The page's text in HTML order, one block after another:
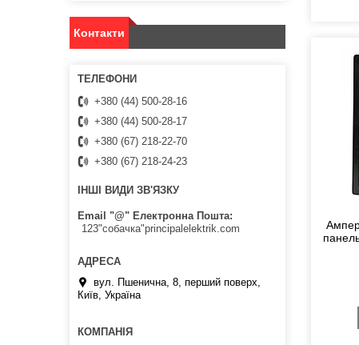
Контакти
+380 (44) 500-28-16
+380 (44) 500-28-17
+380 (67) 218-22-70
+380 (67) 218-24-23
ІНШІ ВИДИ ЗВ'ЯЗКУ
Email "@" Електронна Пошта
123"собачка"principalelektrik.com
вул. Пшенична, 8, перший поверх,
Київ, Україна